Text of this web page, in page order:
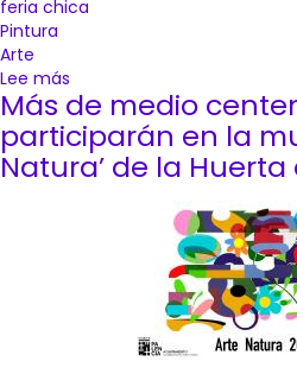
feria chica
Pintura
Arte
Lee más
El
Certamen
Nacional
de
Más de medio
participarán en la
Natura’ de la